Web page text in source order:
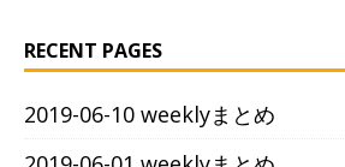
RECENT PAGES
2019-06-10 weeklyまとめ